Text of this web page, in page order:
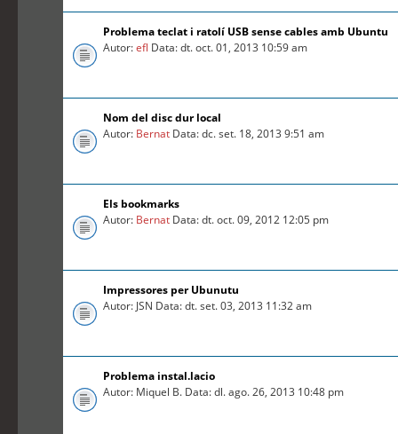
Problema teclat i ratolí USB sense cables amb Ubuntu
Autor:efl Data: dt. oct. 01, 2013 10:59 am
Nom del disc dur local
Autor: Bernat Data: dc. set. 18, 2013 9:51 am
Els bookmarks
Autor: Bernat Data: dt. oct. 09, 2012 12:05 pm
Impressores per Ubunutu
Autor: JSN Data: dt. set. 03, 2013 11:32 am
Problema instal.lacio
Autor: Miquel B. Data: dl. ago. 26, 2013 10:48 pm